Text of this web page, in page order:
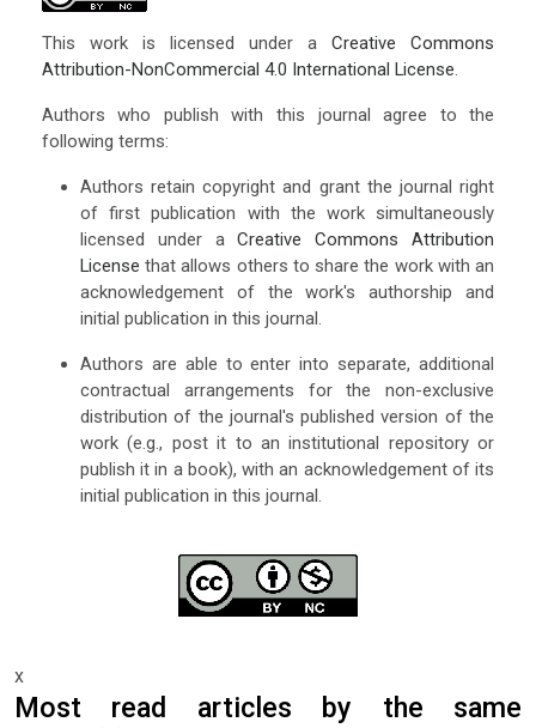
This work is licensed under aCreative Commons
Attribution-NonCommercial 4.0 International License.
Authors who publish with this journal agree to the
following terms:
Authors retain copyright and grant the journal right
of first publication with the work simultaneously
licensed under aCreative Commons Attribution
License that allows others to share the work with an
acknowledgement of the work's authorship and
initial publication in this journal.
Authors are able to enter into separate, additional
contractual arrangements for the non-exclusive
distribution of the journal's published version of the
work (e.g., post it to an institutional repository or
publish it in a book), with an acknowledgement of its
initial publication in this journal.
x
Most read articles by the same